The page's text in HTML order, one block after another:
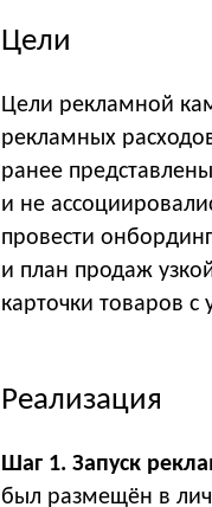
Цели
Цели рекламной
рекламных
ранее
и не
провести
и план продаж
карточки товаров
Реализация
Шаг 1. Запуск
был размещён в